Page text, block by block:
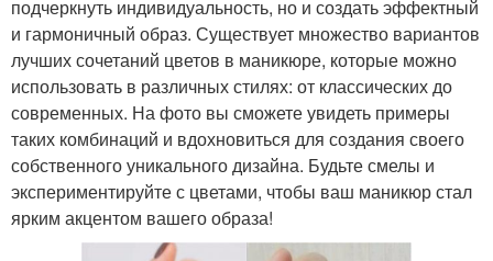
подчеркнуть индивидуальность, но и создать эффектный
и гармоничный образ. Существует множество вариантов
лучших сочетаний цветов в маникюре, которые можно
использовать в различных стилях: от классических до
современных. На фото вы сможете увидеть примеры
таких комбинаций и вдохновиться для создания своего
собственного уникального дизайна. Будьте смелы и
экспериментируйте с цветами, чтобы ваш маникюр стал
ярким акцентом вашего образа!